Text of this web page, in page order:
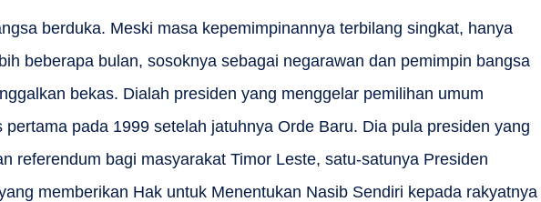
berduka. Meski masa kepemimpinannya terbilang singkat, hanya
beberapa bulan, sosoknya sebagai negarawan dan pemimpin bangsa
bekas. Dialah presiden yang menggelar pemilihan umum
pertama pada 1999 setelah jatuhnya Orde Baru. Dia pula presiden yang
referendum bagi masyarakat Timor Leste, satu-satunya Presiden
memberikan Hak untuk Menentukan Nasib Sendiri kepada rakyatnya